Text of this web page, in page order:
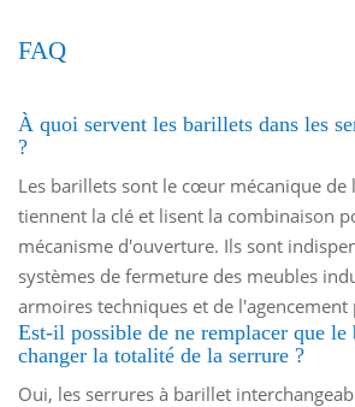
FAQ
À quoi servent les barillets dans les
?
Les barillets sont le cœur mécanique de
tiennent la clé et lisent la combinaison
mécanisme d'ouverture. Ils sont
systèmes de fermeture des meubles
armoires techniques et de l'agencement
Est-il possible de ne remplacer que le
changer la totalité de la serrure ?
Oui, les serrures à barillet